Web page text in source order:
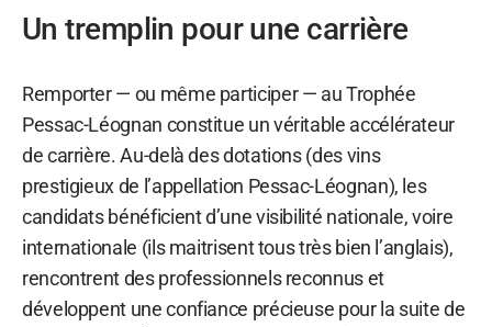
Un tremplin pour une carrière
Remporter — ou même participer — au Trophée
Pessac-Léognan constitue un véritable accélérateur
de carrière. Au-delà des dotations (des vins
prestigieux de l’appellation Pessac-Léognan), les
candidats bénéficient d’une visibilité nationale, voire
internationale (ils maitrisent tous très bien l’anglais),
rencontrent des professionnels reconnus et
développent une confiance précieuse pour la suite de